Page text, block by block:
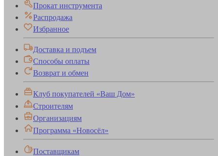
Прокат инструмента
Распродажа
Избранное
Доставка и подъем
Способы оплаты
Возврат и обмен
Клуб покупателей «Ваш Дом»
Строителям
Организациям
Программа «Новосёл»
Поставщикам